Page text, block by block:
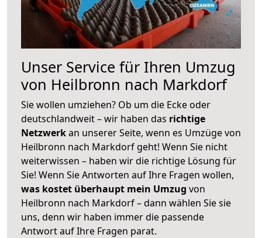
Unser Service für Ihren Umzug
von Heilbronn nach Markdorf
Sie wollen umziehen? Ob um die Ecke oder
deutschlandweit – wir haben das richtige
Netzwerkan unserer Seite, wenn es Umzüge von
Heilbronn nach Markdorf geht! Wenn Sie nicht
weiterwissen – haben wir die richtige Lösung für
Sie! Wenn Sie Antworten auf Ihre Fragen wollen,
was kostet überhaupt mein Umzug von
Heilbronn nach Markdorf – dann wählen Sie sie
uns, denn wir haben immer die passende
Antwort auf Ihre Fragen parat.